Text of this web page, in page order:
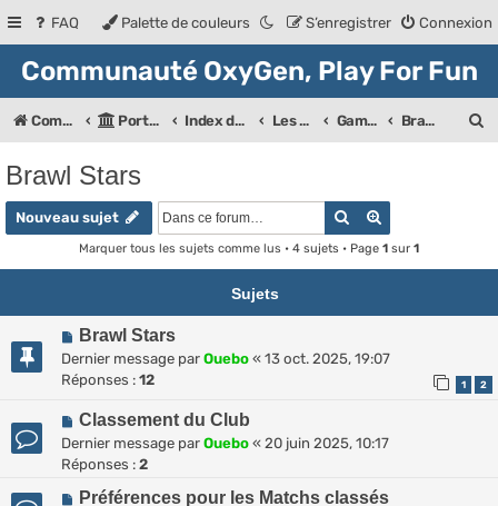
FAQ Connexion
S’enregistrer
Palette de couleurs
Communauté OxyGen, Play For Fun
Communauté OXyGeN Portail Index des forums Les Forums de la communauté Game is Life! Brawl Stars
c
e
Brawl Stars
Nouveau sujet Rechercher
Marquer tous les sujets comme lus • 4 sujets • Page 1 sur 1
Sujets
Brawl Stars
Dernier message par Ouebo « 13 oct. 2025, 19:07
Réponses : 12 1 2
Classement du Club
Dernier message par Ouebo « 20 juin 2025, 10:17
Réponses : 2
Préférences pour les Matchs classés